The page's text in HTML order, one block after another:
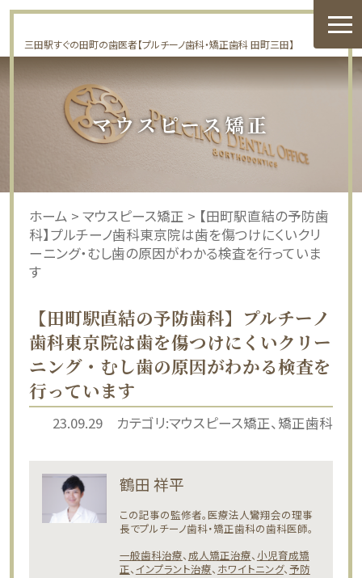
三田駅すぐの田町の歯医者【プルチーノ歯科・矯正歯科 田町三田】
マウスピース矯正
ホーム > マウスピース矯正 > 【田町駅直結の予防歯
科】プルチーノ歯科東京院は歯を傷つけにくいクリ
ーニング・むし歯の原因がわかる検査を行っていま
す
【田町駅直結の予防歯科】プルチーノ
歯科東京院は歯を傷つけにくいクリー
ニング・むし歯の原因がわかる検査を
行っています
23.09.29 カテゴリ:マウスピース矯正 矯正歯科
鶴田 祥平
この記事の監修者。医療法人鸞翔会の理事
長でプルチーノ歯科・矯正歯科の歯科医師。
一般歯科治療、 成人矯正治療、 小児育成矯
正、 インプラント治療、 ホワイトニング、 予防